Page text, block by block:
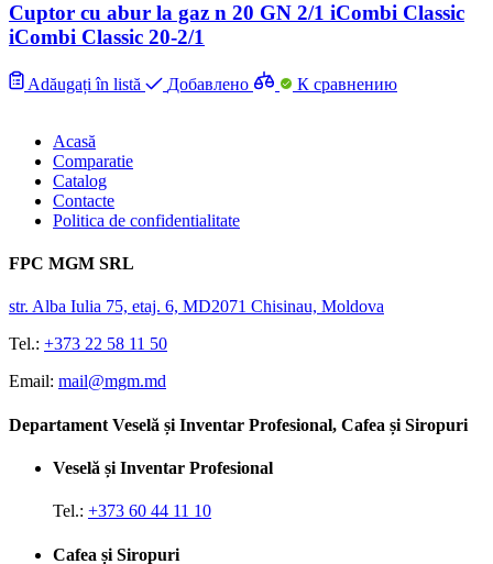
Cuptor cu abur la gaz n 20 GN 2/1 iCombi Classic
iCombi Classic 20-2/1
Adăugați în listă Добавлено К сравнению
Acasă
Comparatie
Catalog
Contacte
Politica de confidentialitate
FPC MGM SRL
str. Alba Iulia 75, etaj. 6, MD2071 Chisinau, Moldova
Tel.: +373 22 58 11 50
Email: mail@mgm.md
Departament Veselă și Inventar Profesional, Cafea și Siropuri
Veselă și Inventar Profesional
Tel.: +373 60 44 11 10
Cafea și Siropuri